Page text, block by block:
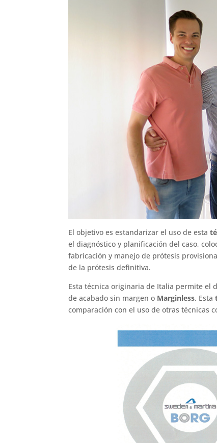
El objetivo es estandarizar el uso de esta
el diagnóstico y planificación del caso,
fabricación y manejo de prótesis
de la prótesis definitiva.
Esta técnica originaria de Italia permite el
de acabado sin margen o Marginless. Esta
comparación con el uso de otras técnicas